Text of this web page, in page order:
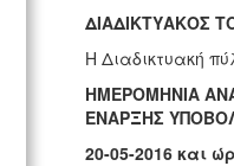
ΔΙΑΔΙΚΤΥΑΚΟΣ
Η Διαδικτυακή
ΗΜΕΡΟΜΗΝΙΑ
ΕΝΑΡΞΗΣ
20-05-2016και